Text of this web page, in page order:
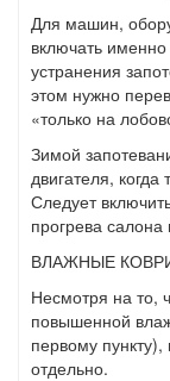
Для машин,
включать
устранения
этом нужно
«только на
Зимой
двигателя,
Следует
прогрева
ВЛАЖНЫЕ
Несмотря на то,
повышенной
первому
отдельно.